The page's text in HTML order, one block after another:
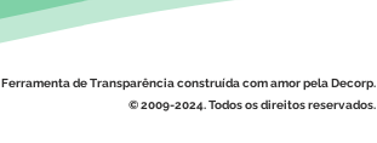
Ferramenta de Transparência construída com amor pela Decorp.
© 2009-2024. Todos os direitos reservados.